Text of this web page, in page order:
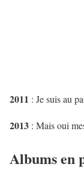
2011 : Je suis au
2013 : Mais oui
Albums en